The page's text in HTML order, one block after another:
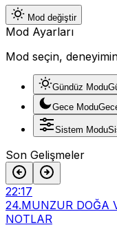
Mod değiştir
Mod Ayarları
Mod seçin,
Gündüz Modu
Gece Modu
Sistem Modu
Son Gelişmeler
22:17
24.MUNZUR DOĞA
NOTLAR